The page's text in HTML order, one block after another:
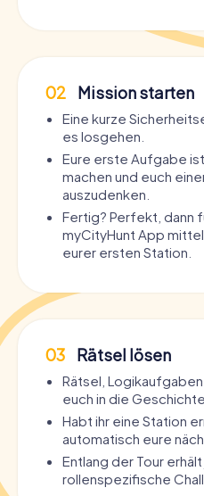
02 Mission starten
Eine kurze
es losgehen.
Eure erste Aufgabe
machen und euch
auszudenken.
Fertig? Perfekt, dann
myCityHunt App
eurer ersten Station.
03 Rätsel lösen
Rätsel,
euch in die
Habt ihr eine Station
automatisch eure
Entlang der Tour
rollenspezifische